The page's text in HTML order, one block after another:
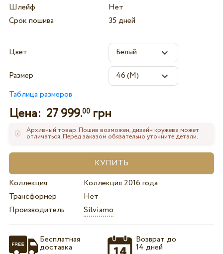
Шлейф
Нет
Срок пошива
35 дней
Цвет
Размер
Таблица размеров
Цена: 27 999.00грн
Архивный товар. Пошив возможен, дизайн кружева может
отличаться. Перед заказом обязательно уточните детали.
Коллекция
Коллекция 2016 года
Трансформер
Нет
Производитель
Silviamo
Бесплатная
доставка
Возврат до
14 дней